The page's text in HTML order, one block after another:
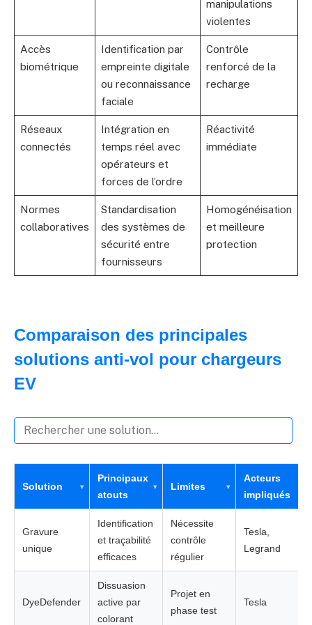
manipulations
violentes
Accès
biométrique
Identification par
empreinte digitale
ou reconnaissance
faciale
Contrôle
renforcé de la
recharge
Réseaux
connectés
Intégration en
temps réel avec
opérateurs et
forces de l’ordre
Réactivité
immédiate
Normes
collaboratives
Standardisation
des systèmes de
sécurité entre
fournisseurs
Homogénéisation
et meilleure
protection
Comparaison des principales
solutions anti-vol pour chargeurs
EV
Solution
Principaux
atouts
Limites
Acteurs
impliqués
Gravure
unique
Identification
et traçabilité
efficaces
Nécessite
contrôle
régulier
Tesla,
Legrand
DyeDefender
Dissuasion
active par
colorant
Projet en
phase test
Tesla